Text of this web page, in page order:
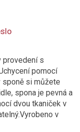
provedení s
pomocí
sponě si můžete
spona je pevná a
dvou tkaniček v
v